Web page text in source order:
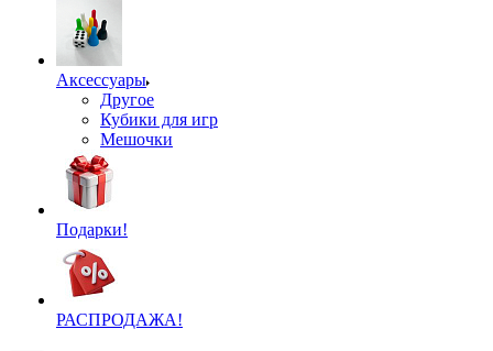
Аксессуары
Другое
Кубики для игр
Мешочки
Подарки!
РАСПРОДАЖА!